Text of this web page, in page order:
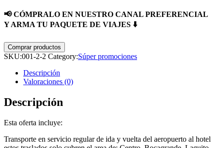
📢CÓMPRALO EN NUESTRO CANAL PREFERENCIAL
Y ARMA TU PAQUETE DE VIAJES ⬇️
Comprar productos
SKU:001-2-2 Category:Súper promociones
Descripción
Valoraciones (0)
Descripción
Esta oferta incluye:
Transporte en servicio regular de ida y vuelta del aeropuerto al hotel